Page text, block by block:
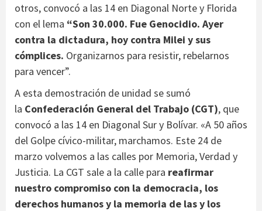
otros, convocó a las 14 en Diagonal Norte y Florida
con el lema “Son 30.000. Fue Genocidio. Ayer
contra la dictadura, hoy contra Milei y sus
cómplices. Organizarnos para resistir, rebelarnos
para vencer”.
A esta demostración de unidad se sumó
la Confederación General del Trabajo (CGT), que
convocó a las 14 en Diagonal Sur y Bolívar. «A 50 años
del Golpe cívico-militar, marchamos. Este 24 de
marzo volvemos a las calles por Memoria, Verdad y
Justicia. La CGT sale a la calle para reafirmar
nuestro compromiso con la democracia, los
derechos humanos y la memoria de las y los